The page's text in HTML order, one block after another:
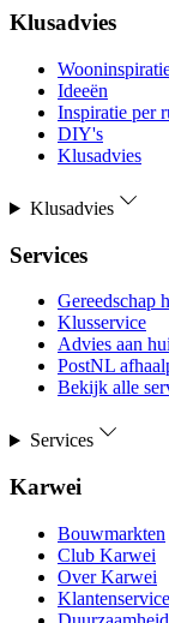
Klusadvies
Ideeën
Inspiratie per
DIY's
Klusadvies
Klusadvies
Services
Gereedschap
Klusservice
Advies aan
PostNL
Bekijk alle
Services
Karwei
Bouwmarkten
Club Karwei
Over Karwei
Klantenservice